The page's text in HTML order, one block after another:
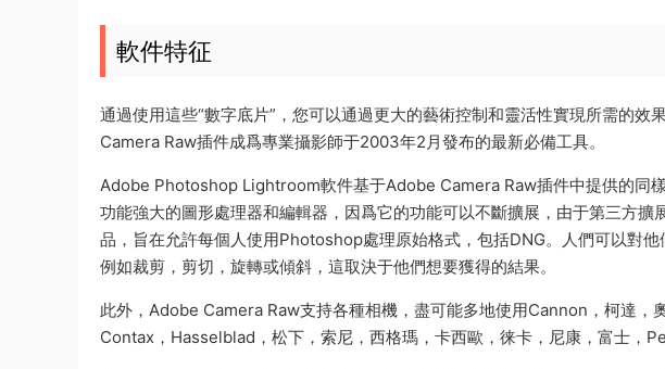
軟件特征
通過使用這些“數字底片”，您可以通過更大的藝術控制和靈活性實現所需的
Camera Raw插件成爲專業攝影師于2003年2月發布的最新必備工具。
Adobe Photoshop Lightroom軟件基于Adobe Camera Raw插件中提供的同
功能強大的圖形處理器和編輯器，因爲它的功能可以不斷擴展，由于第三方
品，旨在允許每個人使用Photoshop處理原始格式，包括DNG。人們可以對
例如裁剪，剪切，旋轉或傾斜，這取決于他們想要獲得的結果。
此外，Adobe Camera Raw支持各種相機，盡可能多地使用Cannon，柯達，
Contax，Hasselblad，松下，索尼，西格瑪，卡西歐，徕卡，尼康，富士，